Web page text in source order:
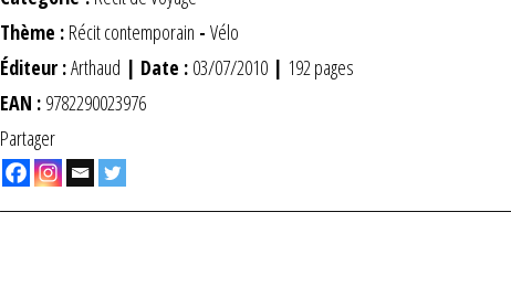
Thème : Récit contemporain - Vélo
Éditeur :Arthaud | Date : 03/07/2010| 192 pages
EAN : 9782290023976
Partager